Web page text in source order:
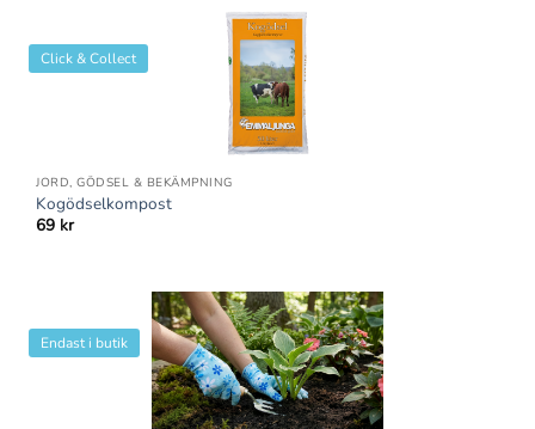
Click & Collect
JORD, GÖDSEL & BEKÄMPNING
Kogödselkompost
69 kr
Endast i butik